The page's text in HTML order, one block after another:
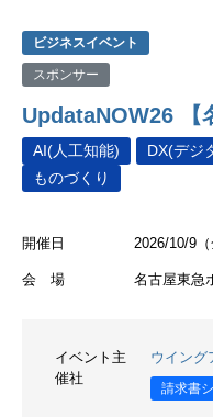
ビジネスイベント
スポンサー
UpdataNOW26 【
AI(人工知能)
DX(デジ
ものづくり
開催日 2026/10/9
会 場 名古屋東急
イベント主
催社
ウイング
請求書